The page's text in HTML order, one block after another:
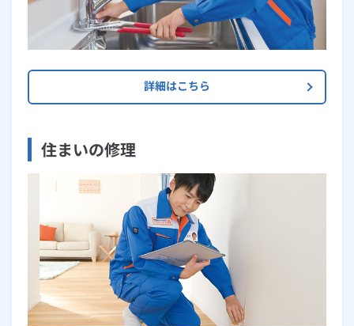
詳細はこちら
住まいの修理